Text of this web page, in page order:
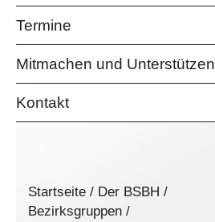
Termine
Mitmachen und Unterstützen
Kontakt
Startseite / Der BSBH /
Bezirksgruppen /